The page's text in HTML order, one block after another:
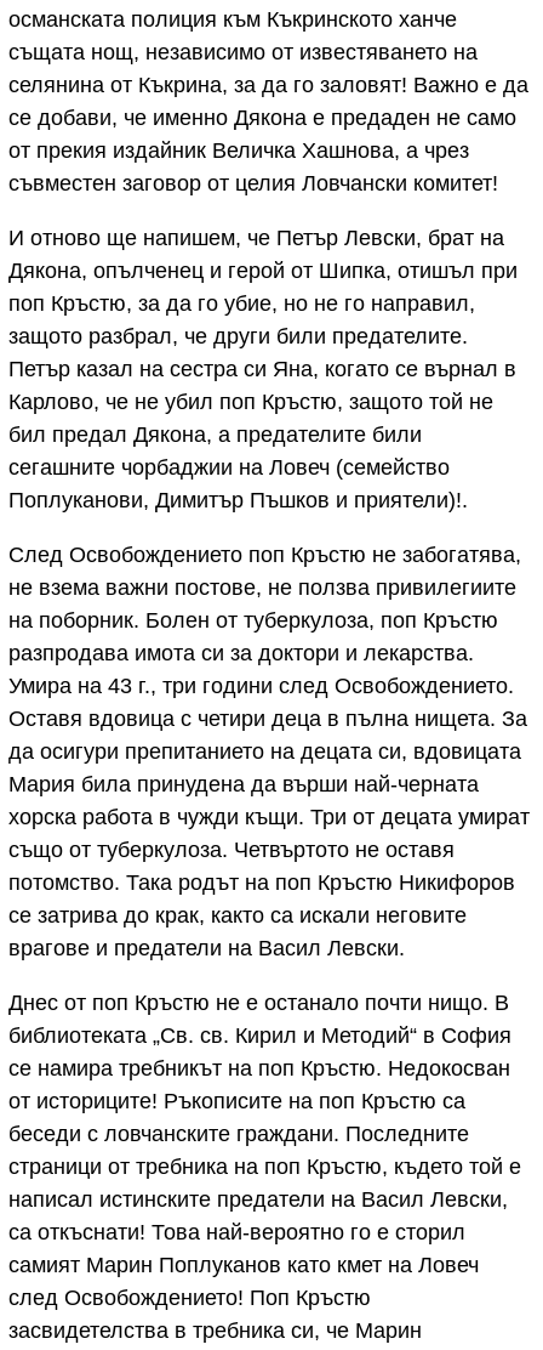
османската полиция към Къкринското ханче
същата нощ, независимо от известяването на
селянина от Къкрина, за да го заловят! Важно е да
се добави, че именно Дякона е предаден не само
от прекия издайник Величка Хашнова, а чрез
съвместен заговор от целия Ловчански комитет!
И отново ще напишем, че Петър Левски, брат на
Дякона, опълченец и герой от Шипка, отишъл при
поп Кръстю, за да го убие, но не го направил,
защото разбрал, че други били предателите.
Петър казал на сестра си Яна, когато се върнал в
Карлово, че не убил поп Кръстю, защото той не
бил предал Дякона, а предателите били
сегашните чорбаджии на Ловеч (семейство
Поплуканови, Димитър Пъшков и приятели)!.
След Освобождението поп Кръстю не забогатява,
не взема важни постове, не ползва привилегиите
на поборник. Болен от туберкулоза, поп Кръстю
разпродава имота си за доктори и лекарства.
Умира на 43 г., три години след Освобождението.
Оставя вдовица с четири деца в пълна нищета. За
да осигури препитанието на децата си, вдовицата
Мария била принудена да върши най-черната
хорска работа в чужди къщи. Три от децата умират
също от туберкулоза. Четвъртото не оставя
потомство. Така родът на поп Кръстю Никифоров
се затрива до крак, както са искали неговите
врагове и предатели на Васил Левски.
Днес от поп Кръстю не е останало почти нищо. В
библиотеката „Св. св. Кирил и Методий“ в София
се намира требникът на поп Кръстю. Недокосван
от историците! Ръкописите на поп Кръстю са
беседи с ловчанските граждани. Последните
страници от требника на поп Кръстю, където той е
написал истинските предатели на Васил Левски,
са откъснати! Това най-вероятно го е сторил
самият Марин Поплуканов като кмет на Ловеч
след Освобождението! Поп Кръстю
засвидетелства в требника си, че Марин